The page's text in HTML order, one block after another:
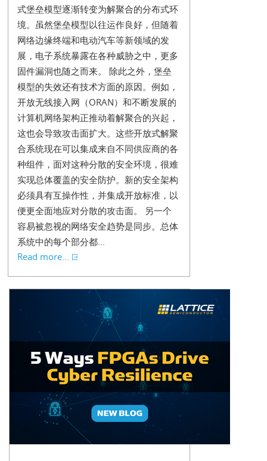
式堡垒模型逐渐转变为解聚合的分布式环
境。虽然堡垒模型以往运作良好，但随着
网络边缘终端和电动汽车等新领域的发
展，电子系统暴露在各种威胁之中，更多
固件漏洞也随之而来。 除此之外，堡垒
模型的失效还有技术方面的原因。例如，
开放无线接入网（ORAN）和不断发展的
计算机网络架构正推动着解聚合的兴起，
这也会导致攻击面扩大。这些开放式解聚
合系统现在可以集成来自不同供应商的各
种组件，面对这种分散的安全环境，很难
实现总体覆盖的安全防护。新的安全架构
必须具有互操作性，并集成开放标准，以
便更全面地应对分散的攻击面。 另一个
容易被忽视的网络安全趋势是同步。总体
系统中的每个部分都...
Read more...